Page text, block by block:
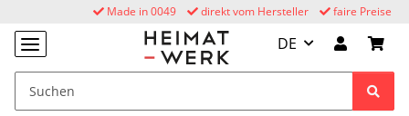
faire Preise
direkt vom Hersteller
Made in 0049
DE